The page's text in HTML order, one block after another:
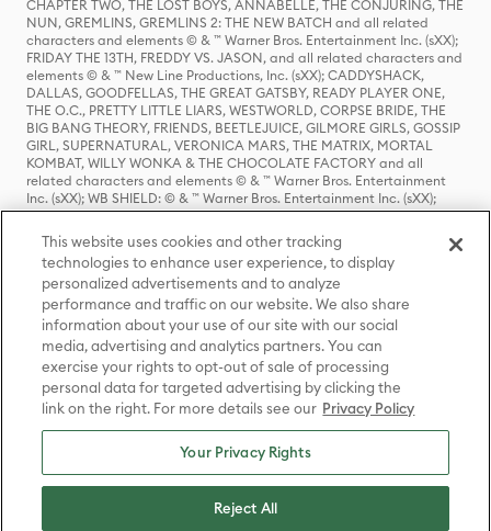
CHAPTER TWO, THE LOST BOYS, ANNABELLE, THE CONJURING, THE
NUN, GREMLINS, GREMLINS 2: THE NEW BATCH and all related
characters and elements © & ™ Warner Bros. Entertainment Inc. (sXX);
FRIDAY THE 13TH, FREDDY VS. JASON, and all related characters and
elements © & ™ New Line Productions, Inc. (sXX); CADDYSHACK,
DALLAS, GOODFELLAS, THE GREAT GATSBY, READY PLAYER ONE,
THE O.C., PRETTY LITTLE LIARS, WESTWORLD, CORPSE BRIDE, THE
BIG BANG THEORY, FRIENDS, BEETLEJUICE, GILMORE GIRLS, GOSSIP
GIRL, SUPERNATURAL, VERONICA MARS, THE MATRIX, MORTAL
KOMBAT, WILLY WONKA & THE CHOCOLATE FACTORY and all
related characters and elements © & ™ Warner Bros. Entertainment
Inc. (sXX); WB SHIELD: © & ™ Warner Bros. Entertainment Inc. (sXX);
HOUSE OF THE DRAGON, GAME OF THRONES, and all related
characters and elements © & ™ Home Box Office, Inc. (sXX); CHILLING
ADVENTURES OF SABRINA, RIVERDALE © & ™ Warner Bros.
Entertainment Inc. Archie Comics and all related characters and
elements © & ™ Archie Comic Publications, Inc. Used with permission.
(sXX); SEINFELD and all related characters and elements © & ™ Castle
Rock Entertainment. (sXX); TED LASSO © & ™ Warner Bros.
Entertainment Inc. & Universal Television LLC (sXX); THE HOBBIT: AN
UNEXPECTED JOURNEY, THE HOBBIT: THE DESOLATION OF SMAUG,
THE HOBBIT: THE BATTLE OF THE FIVE ARMIES, THE LORD OF THE
RINGS: THE FELLOWSHIP OF THE RING, THE LORD OF THE RINGS: THE
TWO TOWERS, THE LORD OF THE RINGS: THE RETURN OF THE KING
and the names of the characters, items, events and places therein are
TM of The Saul Zaentz Company d/b/a Middle-earth Enterprises
under license to New Line Productions, Inc. (sXX), © Warner Bros.
Entertainment Inc. All rights reserved; WHERE THE WILD THINGS ARE
Entertainment Inc. (sXX); WIZARDING WORLD and all related
This website uses cookies and other tracking
technologies to enhance user experience, to display
personalized advertisements and to analyze
performance and traffic on our website. We also share
information about your use of our site with our social
media, advertising and analytics partners. You can
exercise your rights to opt-out of sale of processing
personal data for targeted advertising by clicking the
link on the right. For more details see our Privacy Policy
Your Privacy Rights
Reject All